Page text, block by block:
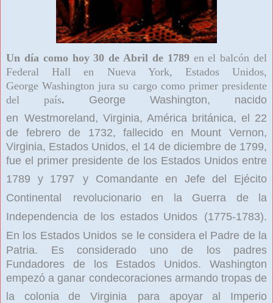
Un día como hoy 30 de Abril de 1789 en elbalcón del
Federal Hall en Nueva York,
Estados Unidos,
GeorgeWashington jura su cargo como primer presidente
del país. George Washington, nacido
en Westmoreland, Virginia, América británica, el 22
de febrero de 1732, fallecido en Mount Vernon,
Virginia, Estados Unidos, el 14 de diciembre de 1799,
fue el primer presidente de los Estados Unidos entre
1789 y 1797
y Comandante en Jefe del Ejécito
Continental
revolucionario en la Guerra de la
Independencia de los estados Unidos (1775-1783).
En los Estados Unidos se le considera el Padre de la
Patria. Es considerado uno de los padres
Fundadores de los Estados Unidos. Washington
empezó a ganar condecoraciones armando tropas de
la colonia de Virginia
para apoyar al Imperio